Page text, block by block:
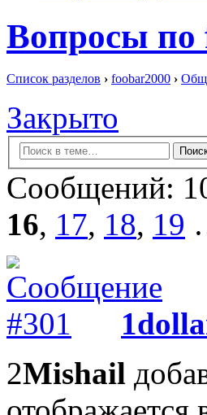
Вопросы по
Список разделов › foobar2000 ›
Закрыто
Сообщений:
16, 17, 18, 19
2Mishail